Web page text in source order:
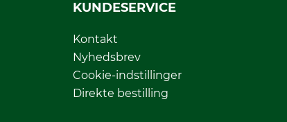
KUNDESERVICE
Kontakt
Nyhedsbrev
Cookie-indstillinger
Direkte bestilling